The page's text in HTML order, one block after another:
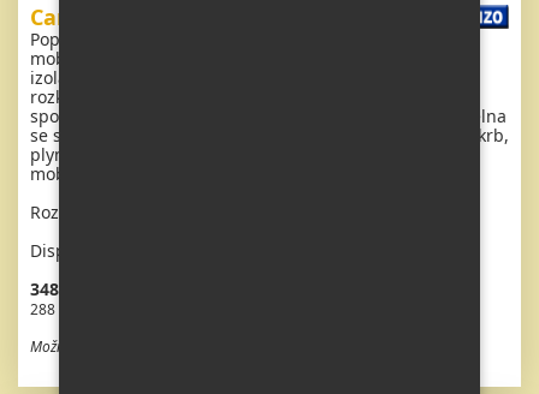
Carnaby Belvedere
Popis: Extra široký, krásný, čistý, kompletně vybavený
mobilheim 8,1 x 3,7m s jedním vchodem, DVOJITÝMI (
izolačními ) OKNY A DVEŘMI - dithermy. Obývací pokoj (
rozkládací sedačka )s jídelním koutem , kuchyň včetně
spotřebičů, ložnice ( dvoulůžko ), pokoj ( 2 lůžka ), koupelna
se sprchovým koutem s pevnou zástěnou + wc. Plynový krb,
plynová karma na ohřev vody. Zvýšený strop v celém
mobilheimu !
Rozměr: 8,1 x 3,7m
Dispozice: 3 + kk
348 480 Kč vč. DPH
288 000 Kč bez DPH
Možnost odpočtu DPH